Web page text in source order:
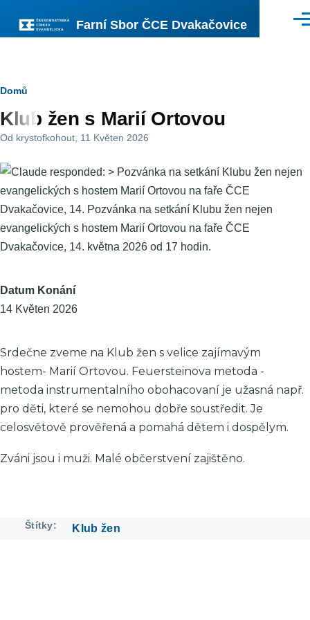
Farní Sbor ČCE Dvakačovice
Drobečková
navigace
Domů
Klub žen s Marií Ortovou
Od krystofkohout , 11 Květen 2026
Datum Konání
14 Květen 2026
Srdečne zveme na Klub žen s velice zajímavým
hostem- Marií Ortovou. Feuersteinova metoda -
metoda instrumentalního obohacovaní je užasná např.
pro děti, které se nemohou dobře soustředit. Je
celosvětově prověřená a pomahá dětem i dospělym.
Zváni jsou i muži. Malé občerstvení zajištěno.
Štítky Klub žen